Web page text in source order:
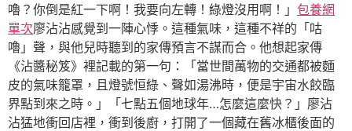
嚕？你倒是紅一下啊！我要向左轉！綠燈沒用啊！」 包養網
單次廖沾沾感覺到一陣心悸。這種氣味，這種不祥的「咕
嚕」聲，與他兒時聽到的家傳預言不謀而合。他想起家傳
《沾醬秘笈》裡記載的第一句：「當世間萬物的交通都被麵
皮的氣味籠罩，且燈號恒綠、聲如湯沸時，便是宇宙水餃臨
界點到來之時。」「七點五個地球年…怎麼這麼快？」廖沾
沾猛地衝回店裡，衝到後廚，打開了一個藏在舊冰櫃後面的